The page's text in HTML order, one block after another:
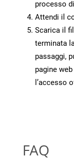
processo
Attendi il
Scarica il
terminata
passaggi,
pagine
l’accesso
FAQ